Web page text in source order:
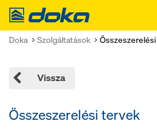
Doka
Doka Szolgáltatások
Vissza
Összeszerelési tervek